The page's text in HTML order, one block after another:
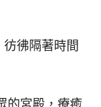
彿隔著時間
的宮殿，療癒